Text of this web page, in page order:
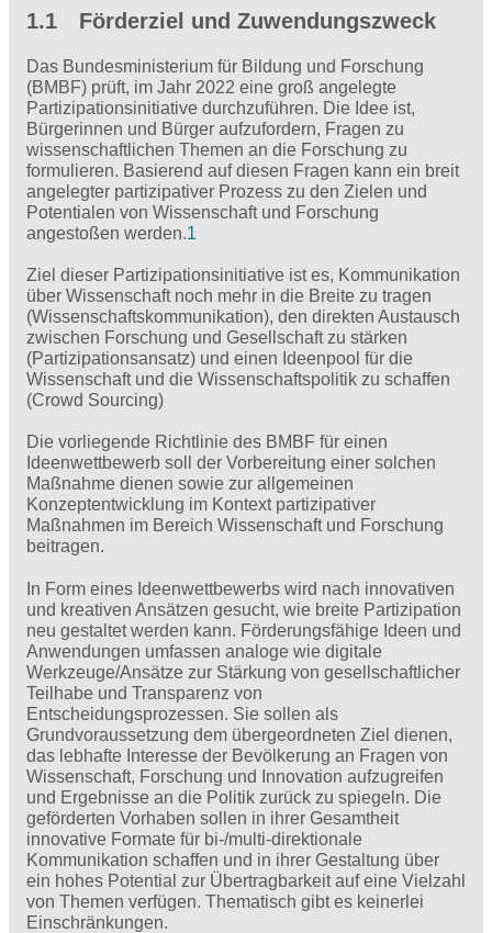
1.1 Förderziel und Zuwendungszweck
Das Bundesministerium für Bildung und Forschung
(BMBF) prüft, im Jahr 2022 eine groß angelegte
Partizipationsinitiative durchzuführen. Die Idee ist,
Bürgerinnen und Bürger aufzufordern, Fragen zu
wissenschaftlichen Themen an die Forschung zu
formulieren. Basierend auf diesen Fragen kann ein breit
angelegter partizipativer Prozess zu den Zielen und
Potentialen von Wissenschaft und Forschung
angestoßen werden.1
Ziel dieser Partizipationsinitiative ist es, Kommunikation
über Wissenschaft noch mehr in die Breite zu tragen
(Wissenschaftskommunikation), den direkten Austausch
zwischen Forschung und Gesellschaft zu stärken
(Partizipationsansatz) und einen Ideenpool für die
Wissenschaft und die Wissenschaftspolitik zu schaffen
(Crowd Sourcing)
Die vorliegende Richtlinie des BMBF für einen
Ideenwettbewerb soll der Vorbereitung einer solchen
Maßnahme dienen sowie zur allgemeinen
Konzeptentwicklung im Kontext partizipativer
Maßnahmen im Bereich Wissenschaft und Forschung
beitragen.
In Form eines Ideenwettbewerbs wird nach innovativen
und kreativen Ansätzen gesucht, wie breite Partizipation
neu gestaltet werden kann. Förderungsfähige Ideen und
Anwendungen umfassen analoge wie digitale
Werkzeuge/Ansätze zur Stärkung von gesellschaftlicher
Teilhabe und Transparenz von
Entscheidungsprozessen. Sie sollen als
Grundvoraussetzung dem übergeordneten Ziel dienen,
das lebhafte Interesse der Bevölkerung an Fragen von
Wissenschaft, Forschung und Innovation aufzugreifen
und Ergebnisse an die Politik zurück zu spiegeln. Die
geförderten Vorhaben sollen in ihrer Gesamtheit
innovative Formate für bi-/multi-direktionale
Kommunikation schaffen und in ihrer Gestaltung über
ein hohes Potential zur Übertragbarkeit auf eine Vielzahl
von Themen verfügen. Thematisch gibt es keinerlei
Einschränkungen.